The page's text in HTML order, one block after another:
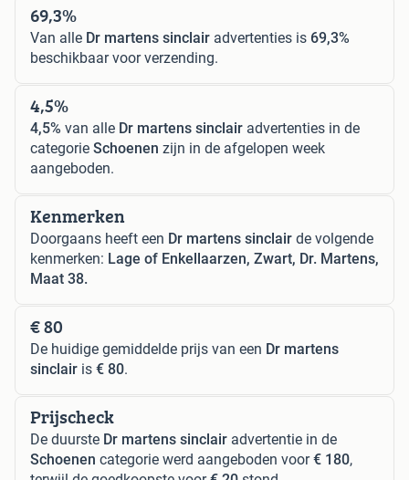
69,3%
Van alle Dr martens sinclair advertenties is 69,3%
beschikbaar voor verzending.
4,5%
4,5% van alle Dr martens sinclair advertenties in de
categorie Schoenen zijn in de afgelopen week
aangeboden.
Kenmerken
Doorgaans heeft een Dr martens sinclair de volgende
kenmerken: Lage of Enkellaarzen, Zwart, Dr. Martens,
Maat 38.
€ 80
De huidige gemiddelde prijs van een Dr martens
sinclair is € 80.
Prijscheck
De duurste Dr martens sinclair advertentie in de
Schoenen categorie werd aangeboden voor€ 180,